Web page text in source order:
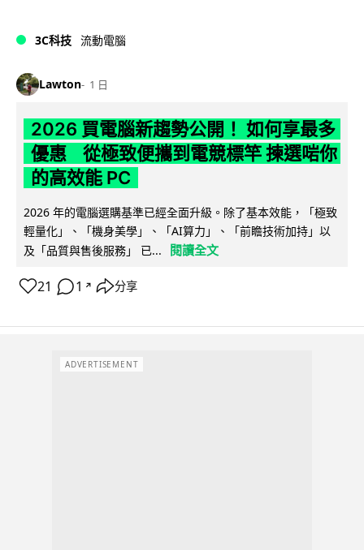
3C科技 流動電腦
Lawton 1 日
2026 買電腦新趨勢公開！ 如何享最多
優惠 從極致便攜到電競標竿 揀選啱你
的高效能 PC
2026 年的電腦選購基準已經全面升級。除了基本效能，「極致
輕量化」、「機身美學」、「AI算力」、「前瞻技術加持」以
及「品質與售後服務」 已...
閱讀全文
21 1 ↗ 分享
ADVERTISEMENT